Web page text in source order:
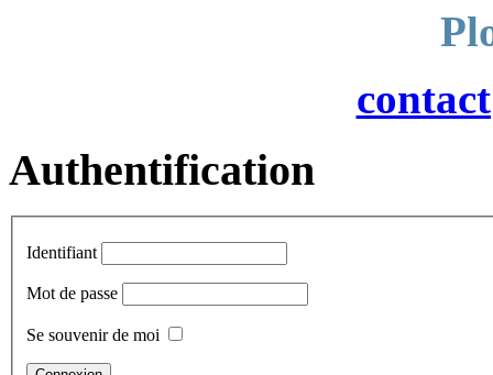
Authentification
Identifiant
Mot de passe
Se souvenir de moi